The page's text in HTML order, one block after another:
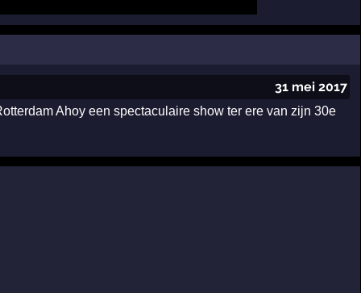
31 mei 2017
Ahoy een spectaculaire show ter ere van zijn 30e